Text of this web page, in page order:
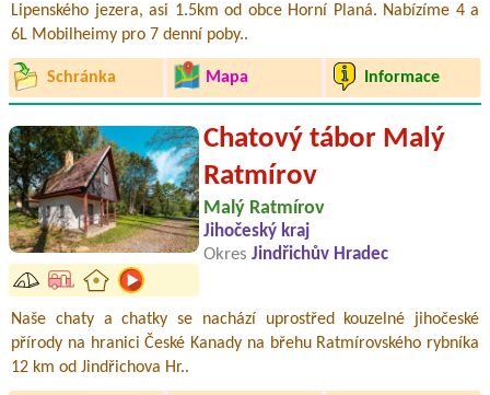
Lipenského jezera, asi 1.5km od obce Horní Planá. Nabízíme 4 a
6L Mobilheimy pro 7 denní poby..
Schránka Mapa Informace
Chatový tábor Malý
Ratmírov
Malý Ratmírov
Jihočeský kraj
Okres Jindřichův Hradec
Naše chaty a chatky se nachází uprostřed kouzelné jihočeské
přírody na hranici České Kanady na břehu Ratmírovského rybníka
12 km od Jindřichova Hr..